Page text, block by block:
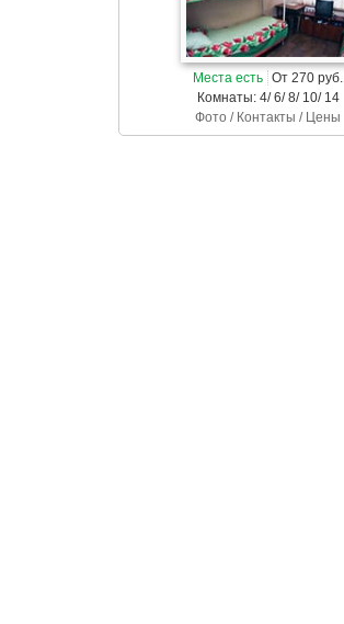
Места есть От 270 руб.
Комнаты: 4/ 6/ 8/ 10/ 14
Фото / Контакты / Цены